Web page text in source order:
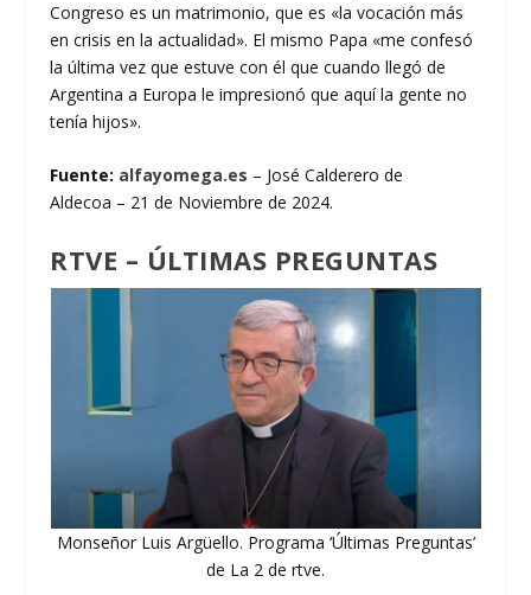
Congreso es un matrimonio, que es «la vocación más
en crisis en la actualidad». El mismo Papa «me confesó
la última vez que estuve con él que cuando llegó de
Argentina a Europa le impresionó que aquí la gente no
tenía hijos».
Fuente: alfayomega.es – José Calderero de
Aldecoa – 21 de Noviembre de 2024.
RTVE – ÚLTIMAS PREGUNTAS
Monseñor Luis Argüello. Programa ‘Últimas Preguntas’
de La 2 de rtve.